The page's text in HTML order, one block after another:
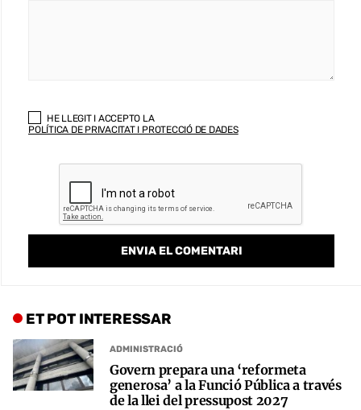
HE LLEGIT I ACCEPTO LA
POLÍTICA DE PRIVACITAT I PROTECCIÓ DE DADES
ET POT INTERESSAR
ADMINISTRACIÓ
Govern prepara una ‘reformeta
generosa’ a la Funció Pública a través
de la llei del pressupost 2027